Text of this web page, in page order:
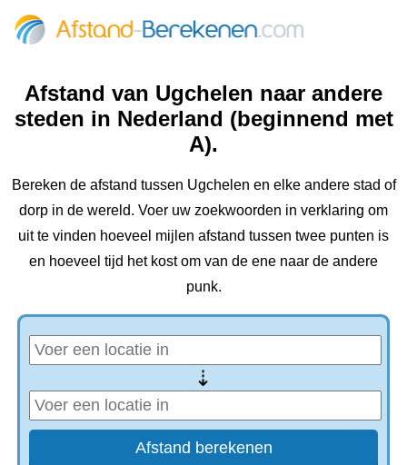
Afstand van Ugchelen naar andere
steden in Nederland (beginnend met
A).
Bereken de afstand tussen Ugchelen en elke andere stad of
dorp in de wereld. Voer uw zoekwoorden in verklaring om
uit te vinden hoeveel mijlen afstand tussen twee punten is
en hoeveel tijd het kost om van de ene naar de andere
punk.
⇢